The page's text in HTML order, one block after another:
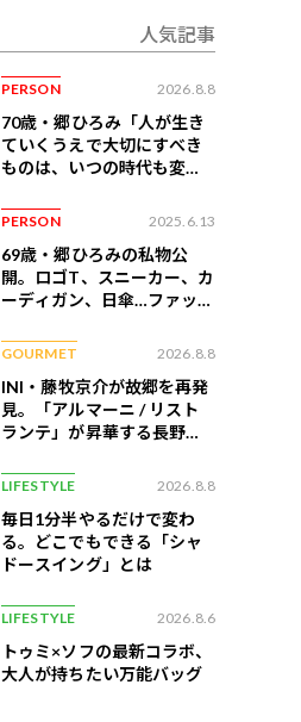
人気記事
PERSON 2026.8.8
70歳・郷ひろみ「人が生き
ていくうえで大切にすべき
ものは、いつの時代も変わ
PERSON 2025.6.13
69歳・郷ひろみの私物公
開。ロゴT、スニーカー、カ
ーディガン、日傘…ファッシ
GOURMET 2026.8.8
INI・藤牧京介が故郷を再発
見。「アルマーニ / リスト
ランテ」が昇華する長野の
LIFESTYLE 2026.8.8
毎日1分半やるだけで変わ
る。どこでもできる「シャ
ドースイング」とは
LIFESTYLE 2026.8.6
トゥミ×ソフの最新コラボ、
大人が持ちたい万能バッグ